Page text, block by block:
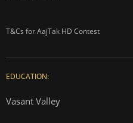
T&Cs for AajTak HD Contest
EDUCATION:
Vasant Valley